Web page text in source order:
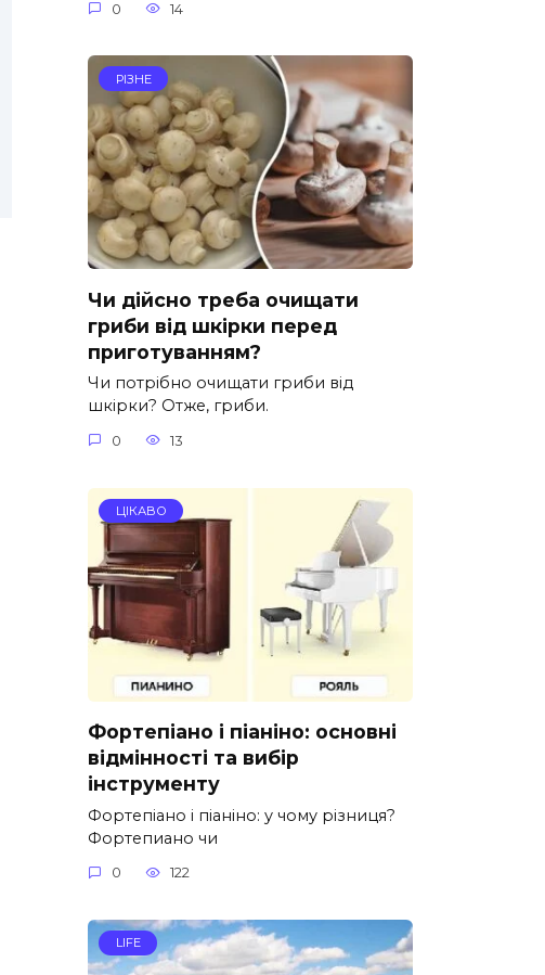
0 14
РІЗНЕ
Чи дійсно треба очищати
гриби від шкірки перед
приготуванням?
Чи потрібно очищати гриби від
шкірки? Отже, гриби.
0 13
ЦІКАВО
Фортепіано і піаніно: основні
відмінності та вибір
інструменту
Фортепіано і піаніно: у чому різниця?
Фортепиано чи
0 122
LIFE